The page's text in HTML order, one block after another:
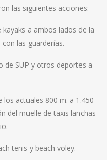
las siguientes acciones:
a ambos lados de la
las guarderías.
de SUP y otros deportes a
los actuales 800 m. a 1.450
del muelle de taxis lanchas
tenis y beach voley.